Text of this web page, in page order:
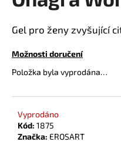
5
Gel pro ženy zvyšující
Možnosti doručení
Položka byla vyprodána…
Vyprodáno
Kód: 1875
Značka: EROSART
j
t
?
HLEDAT